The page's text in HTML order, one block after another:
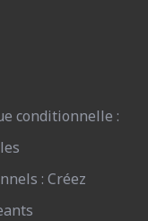
conditionnelle :
: Créez